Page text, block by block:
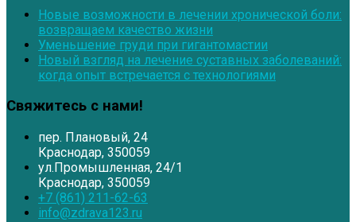
Новые возможности в лечении хронической боли:
возвращаем качество жизни
Уменьшение груди при гигантомастии
Новый взгляд на лечение суставных заболеваний:
когда опыт встречается с технологиями
Свяжитесь с нами!
пер. Плановый, 24
Краснодар, 350059
ул.Промышленная, 24/1
Краснодар, 350059
+7 (861) 211-62-63
info@zdrava123.ru